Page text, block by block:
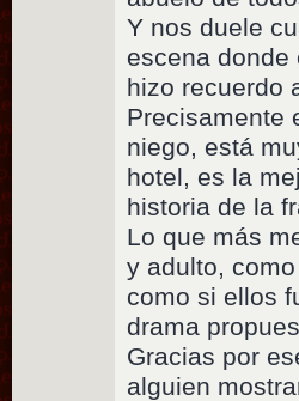
Y nos duele
escena donde
hizo recuerdo
Precisamente
niego, está
hotel, es la
historia de la
Lo que más
y adulto,
como si ellos
drama
Gracias por
alguien